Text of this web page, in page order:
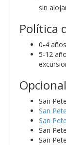
sin
Política
0-4
5-12
San
San
San
San
San